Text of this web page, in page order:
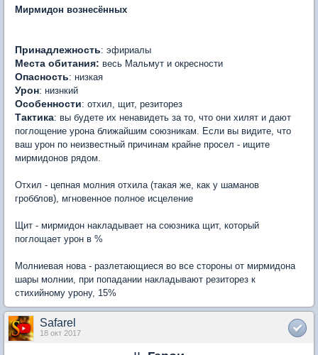
Мирмидон вознесённых
Принадлежность: эфириалы
Места обитания: весь Мальмут и окресности
Опасность: низкая
Урон: низнкий
Особенности: отхил, щит, резиторез
Тактика: вы будете их ненавидеть за то, что они хилят и дают
поглощение урона ближайшим союзникам. Если вы видите, что
ваш урон по неизвестный причинам крайне просел - ищите
мирмидонов рядом.
Отхил - цепная молния отхила (такая же, как у шаманов
гробблов), мгновенное полное исцеление
Щит - мирмидон накладывает на союзника щит, который
поглощает урон в %
Молниевая нова - разлетающиеся во все стороны от мирмидона
шары молнии, при попадании накладывают резиторез к
стихийному урону, 15%
Safarel
18 окт 2017